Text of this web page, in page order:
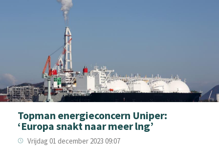
Topman energieconcern Uniper:
‘Europa snakt naar meer lng’
Vrijdag 01 december 2023 09:07